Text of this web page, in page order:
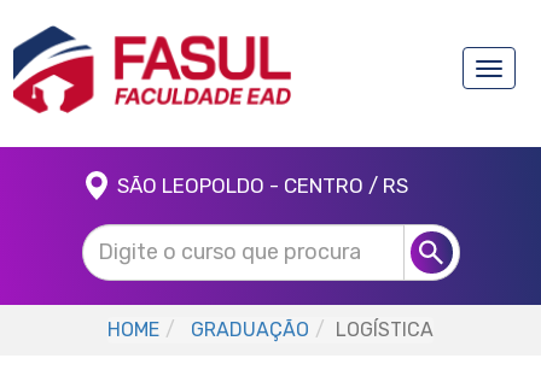
Toggle
SÃO LEOPOLDO - CENTRO / RS
HOME GRADUAÇÃO LOGÍSTICA